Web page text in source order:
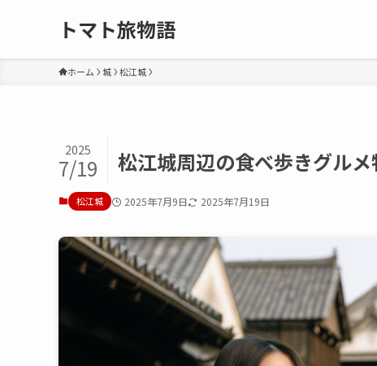
トマト旅物語
ホーム 城 松江城
松江城周辺の食べ歩きグル
2025
7/19
松江城 2025年7月9日 2025年7月19日